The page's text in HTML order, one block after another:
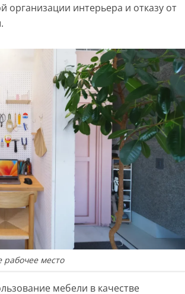
интерьера и отказу от
рабочее место
мебели в качестве